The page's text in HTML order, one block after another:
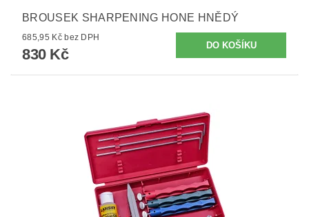
BROUSEK SHARPENING HONE HNĚDÝ
685,95 Kč bez DPH
830 Kč